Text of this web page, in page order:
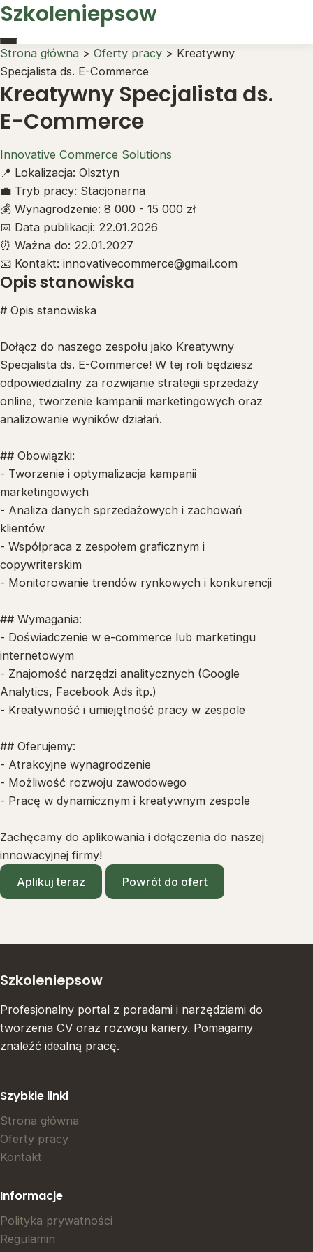
Szkoleniepsow
Strona główna
Kontakt
Strona główna > Oferty pracy > Kreatywny
Specjalista ds. E-Commerce
Kreatywny Specjalista ds.
E-Commerce
Innovative Commerce Solutions
📍 Lokalizacja: Olsztyn
💼 Tryb pracy: Stacjonarna
💰 Wynagrodzenie: 8 000 - 15 000 zł
📅 Data publikacji: 22.01.2026
⏰ Ważna do: 22.01.2027
📧 Kontakt: innovativecommerce@gmail.com
Opis stanowiska
# Opis stanowiska
Dołącz do naszego zespołu jako Kreatywny
Specjalista ds. E-Commerce! W tej roli będziesz
odpowiedzialny za rozwijanie strategii sprzedaży
online, tworzenie kampanii marketingowych oraz
analizowanie wyników działań.
## Obowiązki:
- Tworzenie i optymalizacja kampanii
marketingowych
- Analiza danych sprzedażowych i zachowań
klientów
- Współpraca z zespołem graficznym i
copywriterskim
- Monitorowanie trendów rynkowych i konkurencji
## Wymagania:
- Doświadczenie w e-commerce lub marketingu
internetowym
- Znajomość narzędzi analitycznych (Google
Analytics, Facebook Ads itp.)
- Kreatywność i umiejętność pracy w zespole
## Oferujemy:
- Atrakcyjne wynagrodzenie
- Możliwość rozwoju zawodowego
- Pracę w dynamicznym i kreatywnym zespole
Zachęcamy do aplikowania i dołączenia do naszej
innowacyjnej firmy!
Aplikuj teraz
Powrót do ofert
Szkoleniepsow
Profesjonalny portal z poradami i narzędziami do
tworzenia CV oraz rozwoju kariery. Pomagamy
znaleźć idealną pracę.
Szybkie linki
Strona główna
Oferty pracy
Kontakt
Informacje
Polityka prywatności
Regulamin